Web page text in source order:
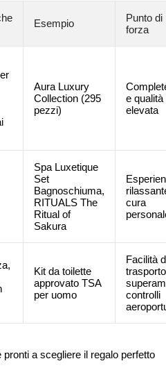
Esempio
Punto di
forza
Aura Luxury
Collection (295
pezzi)
e qualità
elevata
Spa Luxetique
Set
Bagnoschiuma,
RITUALS The
Ritual of
Sakura
cura
Kit da toilette
approvato TSA
per uomo
Facilità
controlli
a scegliere il regalo perfetto